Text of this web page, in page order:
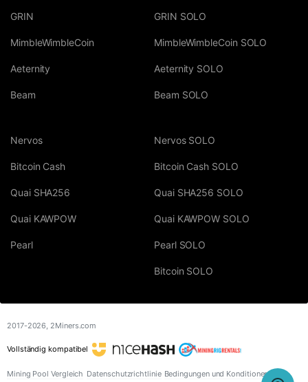
GRIN
MimbleWimbleCoin
Aeternity
Beam
GRIN SOLO
MimbleWimbleCoin SOLO
Aeternity SOLO
Beam SOLO
Nervos
Bitcoin Cash
Quai SHA256
Quai KAWPOW
Pearl
Nervos SOLO
Bitcoin Cash SOLO
Quai SHA256 SOLO
Quai KAWPOW SOLO
Pearl SOLO
Bitcoin SOLO
2017-2026, 2Miners.com
Vollständig kompatibel
Mining Pool Vergleich Datenschutzrichtlinie Bedingungen und Konditionen